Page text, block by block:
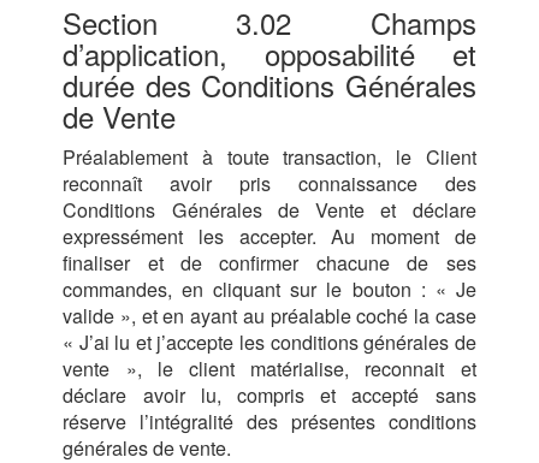
Section 3.02 Champs
d’application, opposabilité et
durée des Conditions Générales
de Vente
Préalablement à toute transaction, le Client
reconnaît avoir pris connaissance des
Conditions Générales de Vente et déclare
expressément les accepter. Au moment de
finaliser et de confirmer chacune de ses
commandes, en cliquant sur le bouton : « Je
valide », et en ayant au préalable coché la case
« J’ai lu et j’accepte les conditions générales de
vente », le client matérialise, reconnait et
déclare avoir lu, compris et accepté sans
réserve l’intégralité des présentes conditions
générales de vente.